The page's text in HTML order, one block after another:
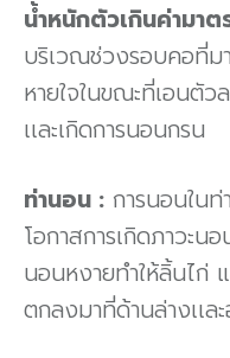
น้ำหนักตัวเกินค่ามาต
บริเวณช่วงรอบคอที่ม
หายใจในขณะที่เอนตัว
เเละเกิดการนอนกรน
ท่านอน : การนอนใน
โอกาสการเกิดภาวะน
นอนหงายทำให้ลิ้นไก่
ตกลงมาที่ด้านล่างเเล